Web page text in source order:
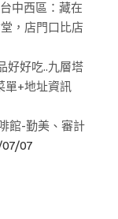
中西區：藏在
，店門口比店
好好吃..九層塔
單+地址資訊
館-勤美、審計
07/07